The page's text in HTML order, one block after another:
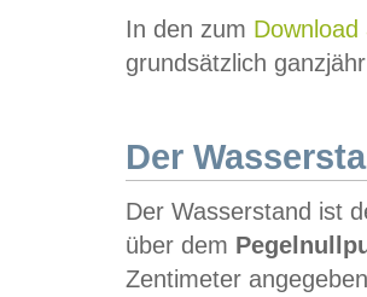
In den zum Download
grundsätzlich
Der
Der Wasserstand ist
über dem
Zentimeter